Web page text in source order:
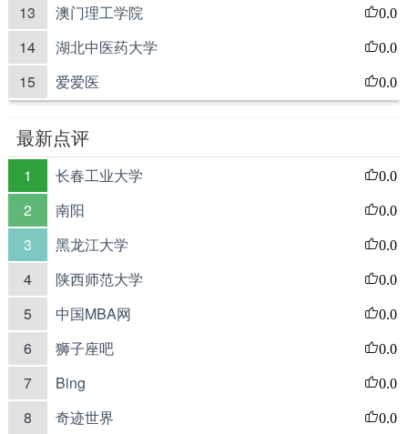
13 澳门理工学院 0.0
14 湖北中医药大学 0.0
15 爱爱医 0.0
最新点评
1 长春工业大学 0.0
2 南阳 0.0
3 黑龙江大学 0.0
4 陕西师范大学 0.0
5 中国MBA网 0.0
6 狮子座吧 0.0
7 Bing 0.0
8 奇迹世界 0.0